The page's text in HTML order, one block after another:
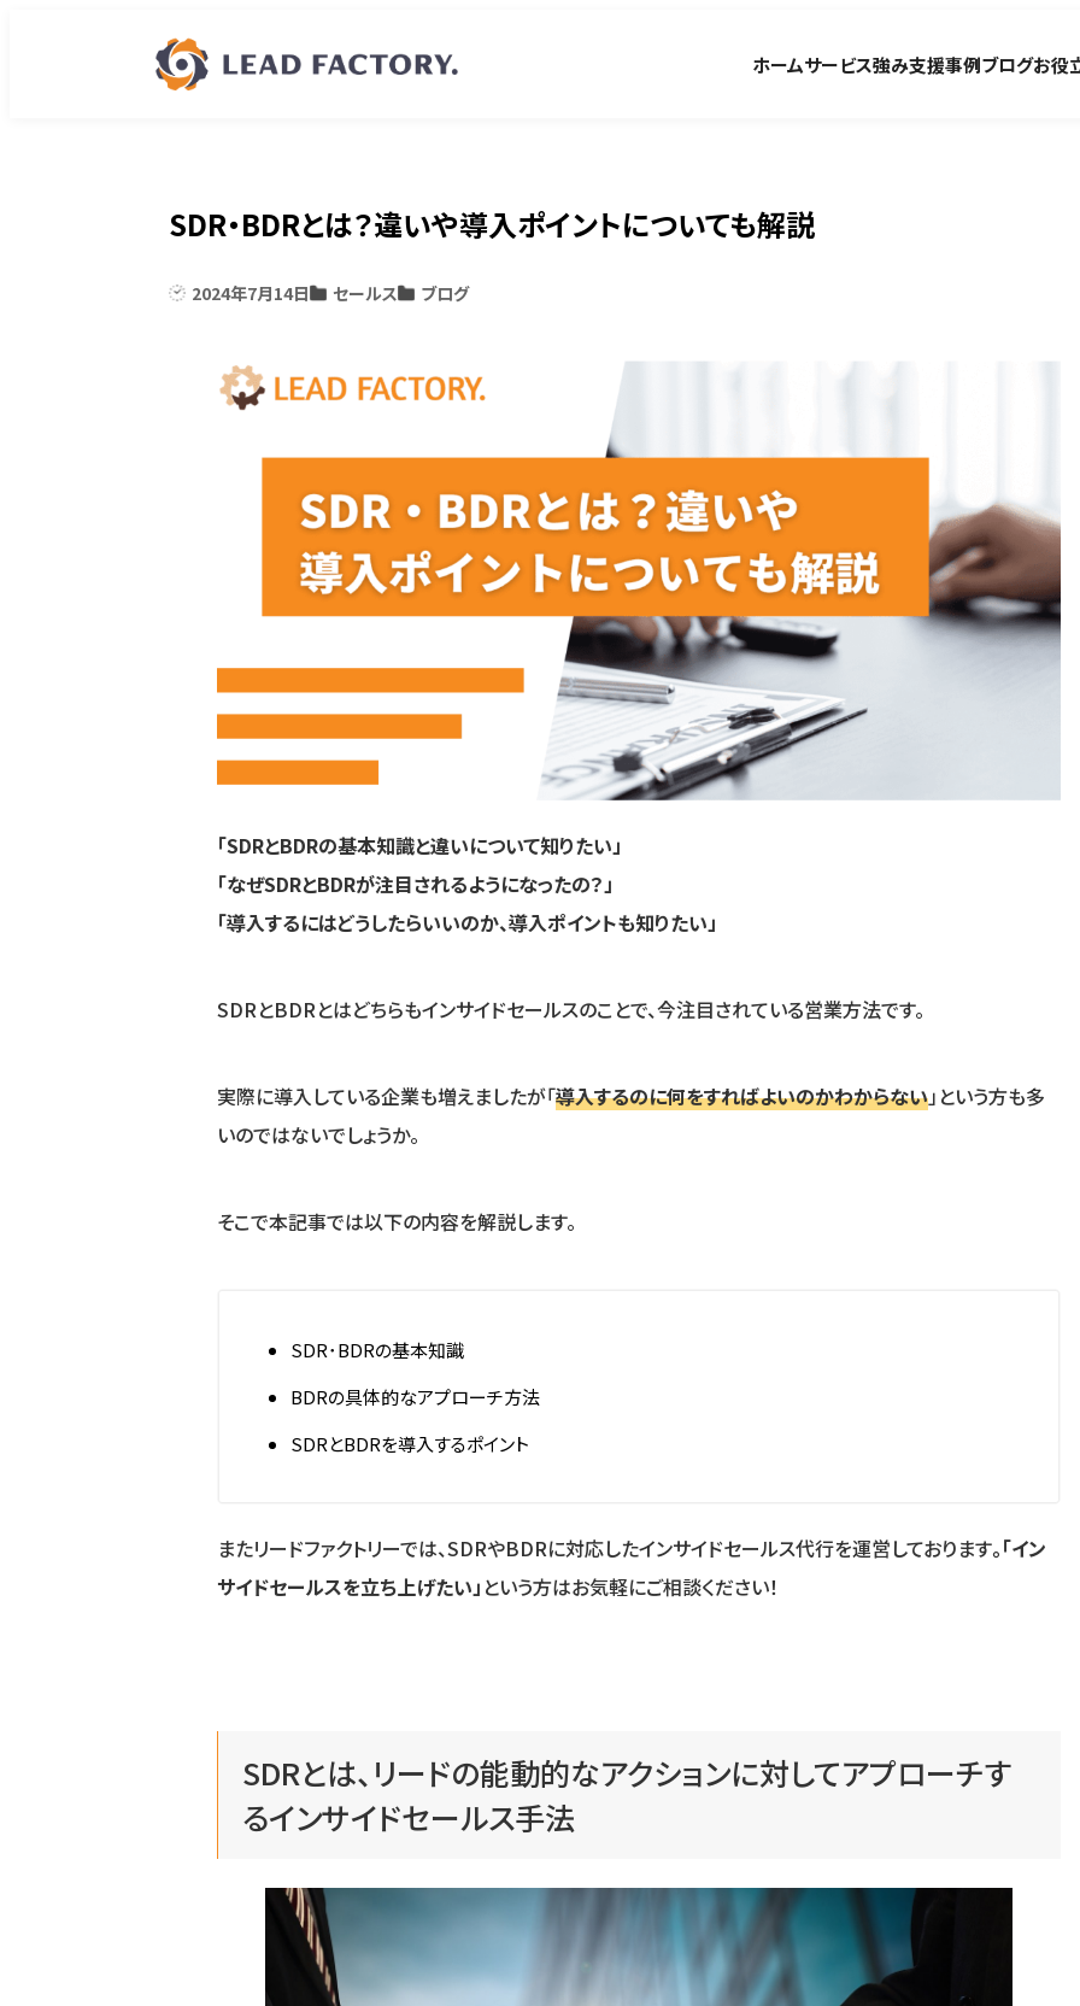
ホームサービス強み支援事例ブログお役
SDR・BDRとは？違いや導入ポイントについても解説
2024年7月14日 セールス ブログ
「SDRとBDRの基本知識と違いについて知りたい」
「なぜSDRとBDRが注目されるようになったの？」
「導入するにはどうしたらいいのか、導入ポイントも知りたい」
SDRとBDRとはどちらもインサイドセールスのことで、今注目されている営業方法です。
実際に導入している企業も増えましたが「導入するのに何をすればよいのかわからない」という方も多
いのではないでしょうか。
そこで本記事では以下の内容を解説します。
SDR･BDRの基本知識
BDRの具体的なアプローチ方法
SDRとBDRを導入するポイント
またリードファクトリーでは、SDRやBDRに対応したインサイドセールス代行を運営しております。「イン
サイドセールスを立ち上げたい」 という方はお気軽にご相談ください！
SDRとは、リードの能動的なアクションに対してアプローチす
るインサイドセールス手法